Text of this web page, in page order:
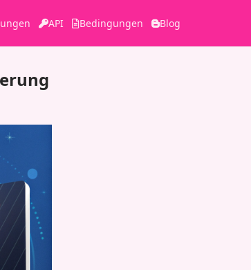
API Bedingungen Blog